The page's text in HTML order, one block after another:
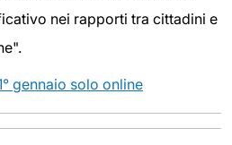
nei rapporti tra cittadini e
gennaio solo online